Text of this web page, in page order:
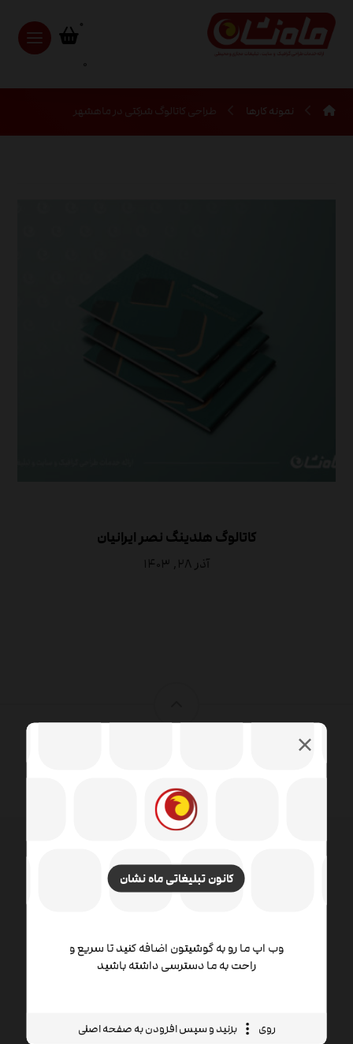
کانون تبلیغاتی ماه نشان
وب اپ ما رو به گوشیتون اضافه کنید تا سریع و
راحت به ما دسترسی داشته باشید
روی بزنید و سپس افزودن به صفحه اصلی
نمونه کارها طراحی کاتالوگ شرکتی در ماهشهر
کاتالوگ هلدینگ نصر ایرانیان
آذر ۲۸, ۱۴۰۳
طراحی وب شامل مهارت ها و رشته های مختلفی در زمینه
نویسندگی از جمله کد استاندارد و نرم افزار اختصاصی ،
طراحی تجربه کاربر است.